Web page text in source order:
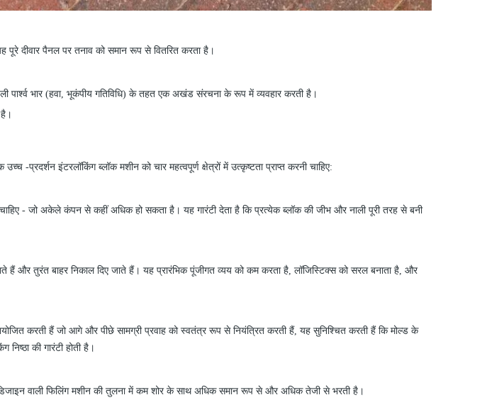
दीवार पैनल पर तनाव को समान रूप से वितरित करता है।
पार्श्व भार (हवा, भूकंपीय गतिविधि) के तहत एक अखंड संरचना के रूप में व्यवहार करती है।
उच्च -प्रदर्शन इंटरलॉकिंग ब्लॉक मशीन को चार महत्वपूर्ण क्षेत्रों में उत्कृष्टता प्राप्त करनी चाहिए:
- जो अकेले कंपन से कहीं अधिक हो सकता है। यह गारंटी देता है कि प्रत्येक ब्लॉक की जीभ और नाली पूरी तरह से बनी
और तुरंत बाहर निकाल दिए जाते हैं। यह प्रारंभिक पूंजीगत व्यय को कम करता है, लॉजिस्टिक्स को सरल बनाता है, और
करती हैं जो आगे और पीछे सामग्री प्रवाह को स्वतंत्र रूप से नियंत्रित करती हैं, यह सुनिश्चित करती हैं कि मोल्ड के
की गारंटी होती है।
वाली फिलिंग मशीन की तुलना में कम शोर के साथ अधिक समान रूप से और अधिक तेजी से भरती है।